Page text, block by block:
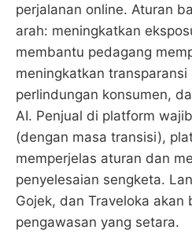
perjalanan online. Aturan
arah: meningkatkan
membantu pedagang
meningkatkan
perlindungan konsumen,
AI. Penjual di platform
(dengan masa transisi),
memperjelas aturan dan
penyelesaian sengketa.
Gojek, dan Traveloka akan
pengawasan yang setara.